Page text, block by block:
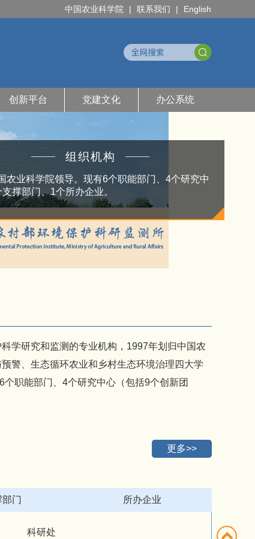
中国农业科学院 | 联系我们 | English
创新平台 党建文化 办公系统
组织机构
农业科学院领导。现有6个职能部门、4个研究中
撑部门、1个所办企业。
研究和监测的专业机构，1997年划归中国农
警、生态循环农业和乡村生态环境治理四大学
职能部门、4个研究中心（包括9个创新团
更多>>
门 所办企业
科研处